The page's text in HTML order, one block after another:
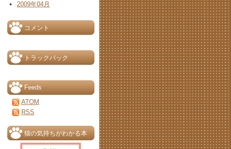
2009年04月
コメント
トラックバック
Feeds
ATOM
RSS
猫の気持ちがわかる本